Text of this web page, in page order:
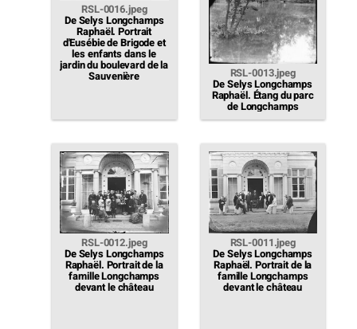
RSL-0016.jpeg
De Selys Longchamps
Raphaël. Portrait
d'Eusébie de Brigode et
les enfants dans le
jardin du boulevard de la
Sauvenière RSL-0013.jpeg
De Selys Longchamps
Raphaël. Étang du parc
de Longchamps
RSL-0012.jpeg
De Selys Longchamps
Raphaël. Portrait de la
famille Longchamps
devant le château
RSL-0011.jpeg
De Selys Longchamps
Raphaël. Portrait de la
famille Longchamps
devant le château